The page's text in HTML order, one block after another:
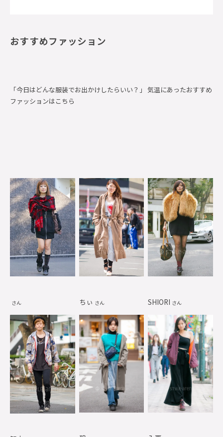
おすすめファッション
「今日はどんな服装でお出かけしたらいい？」 気温にあったおすすめ
ファッションはこちら
さん ちぃ さん SHIORI さん